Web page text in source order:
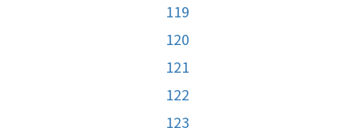
119
120
121
122
123